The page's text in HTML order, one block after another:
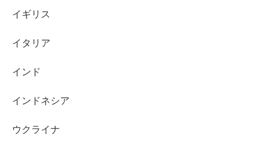
イギリス
イタリア
インド
インドネシア
ウクライナ